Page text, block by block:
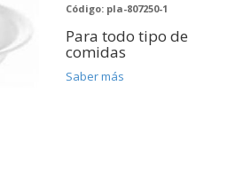
Código: pla-807250-1
Para todo tipo de
comidas
Saber más